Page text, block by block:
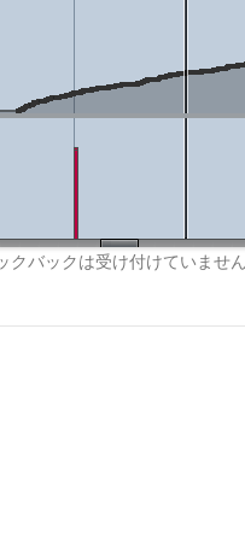
クバックは受け付けていませ